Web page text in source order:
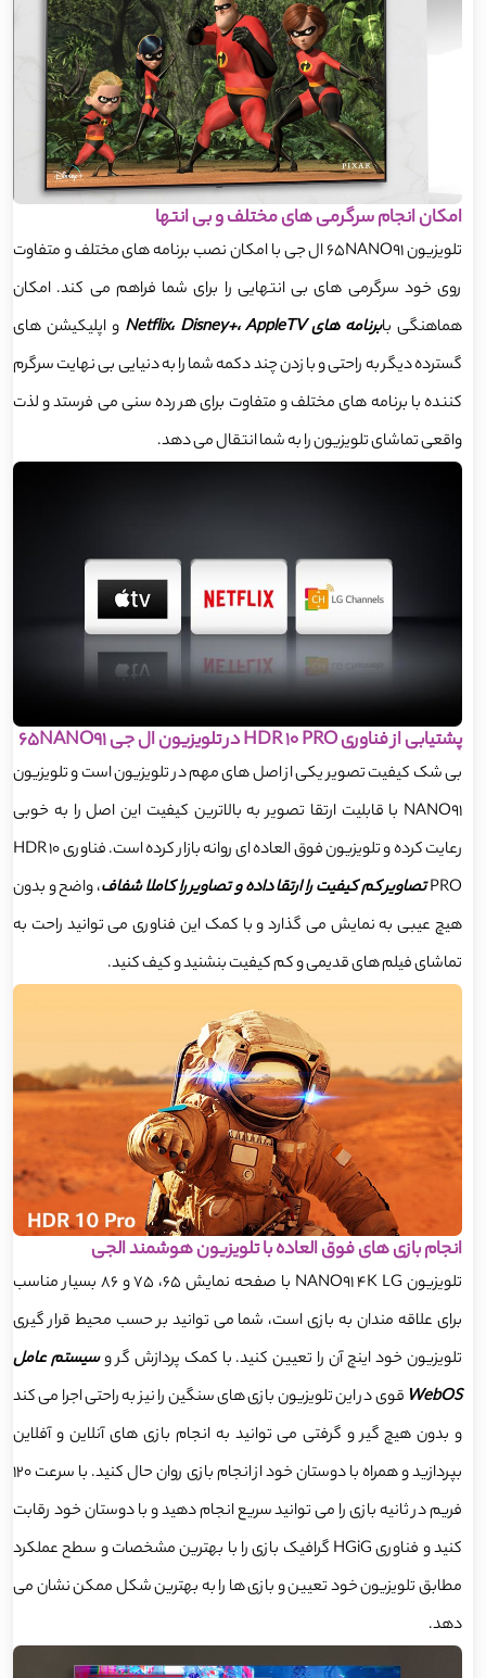
امکان انجام سرگرمی های مختلف و بی انتها
تلویزیون 65NANO91 ال جی با امکان نصب برنامه های مختلف و متفاوت
روی خود سرگرمی های بی انتهایی را برای شما فراهم می کند. امکان
هماهنگی بابرنامه های Netflix، Disney+، AppleTV
و اپلیکیشن های
گسترده دیگر به راحتی و با زدن چند دکمه شما را به دنیایی بی نهایت سرگرم
کننده با برنامه های مختلف و متفاوت برای هر رده سنی می فرستد و لذت
واقعی تماشای تلویزیون را به شما انتقال می دهد.
پشتیابی از فناوری HDR 10 PRO در تلویزیون ال جی 65NANO91
بی شک کیفیت تصویر یکی از اصل های مهم در تلویزیون است و تلویزیون
NANO91 با قابلیت ارتقا تصویر به بالاترین کیفیت این اصل را به خوبی
رعایت کرده و تلویزیون فوق العاده ای روانه بازار کرده است. فناوری HDR 10
PROتصاویر کم کیفیت را ارتقا داده و تصاویر را کاملا شفاف، واضح و بدون
هیچ عیبی به نمایش می گذارد و با کمک این فناوری می توانید راحت به
تماشای فیلم های قدیمی و کم کیفیت بنشنید و کیف کنید.
انجام بازی های فوق العاده با تلویزیون هوشمند الجی
تلویزیون NANO91 4K LG با صفحه نمایش 65، 75 و 86 بسیار مناسب
برای علاقه مندان به بازی است، شما می توانید بر حسب محیط قرار گیری
تلویزیون خود اینچ آن را تعیین کنید. با کمک پردازش گر وسیستم عامل
WebOSقوی در این تلویزیون بازی های سنگین را نیز به راحتی اجرا می کند
و بدون هیچ گیر و گرفتی می توانید به انجام بازی های آنلاین و آفلاین
بپردازید و همراه با دوستان خود از انجام بازی روان حال کنید. با سرعت 120
فریم در ثانیه بازی را می توانید سریع انجام دهید و با دوستان خود رقابت
کنید و فناوری HGiG گرافیک بازی را با بهترین مشخصات و سطح عملکرد
مطابق تلویزیون خود تعیین و بازی ها را به بهترین شکل ممکن نشان می
دهد.